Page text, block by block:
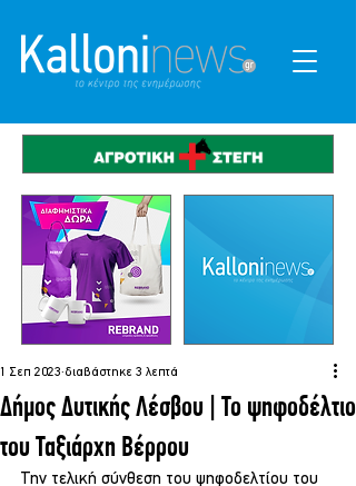
Δήμος Δυτικής Λέσβου | Το ψηφοδέλτιο
του Ταξιάρχη Βέρρου
1 Σεπ 2023 διαβάστηκε 3 λεπτά
Την τελική σύνθεση του ψηφοδελτίου του